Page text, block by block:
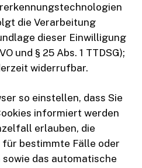
die Verarbeitung
dieser Einwilligung
und § 25 Abs. 1 TTDSG);
widerrufbar.
so einstellen, dass Sie
informiert werden
erlauben, die
für bestimmte Fälle oder
das automatische